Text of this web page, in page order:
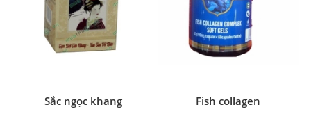
Sắc ngọc khang Fish collagen